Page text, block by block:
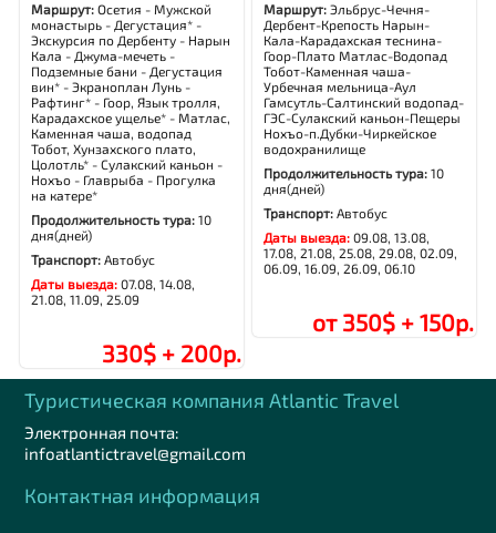
Маршрут:Осетия - Мужской
монастырь - Дегустация* -
Экскурсия по Дербенту - Нарын
Кала - Джума-мечеть -
Подземные бани - Дегустация
вин* - Экраноплан Лунь -
Рафтинг* - Гоор, Язык тролля,
Карадахское ущелье* - Матлас,
Каменная чаша, водопад
Тобот, Хунзахского плато,
Цолотль* - Сулакский каньон -
Нохъо - Главрыба - Прогулка
на катере*
Продолжительность тура:10
дня(дней)
Транспорт:Автобус
Даты выезда:07.08, 14.08,
21.08, 11.09, 25.09
330$ + 200р.
Маршрут:Эльбрус-Чечня-
Дербент-Крепость Нарын-
Кала-Карадахская теснина-
Гоор-Плато Матлас-Водопад
Тобот-Каменная чаша-
Урбечная мельница-Аул
Гамсутль-Салтинский водопад-
ГЭС-Сулакский каньон-Пещеры
Нохъо-п.Дубки-Чиркейское
водохранилище
Продолжительность тура:10
дня(дней)
Транспорт:Автобус
Даты выезда:09.08, 13.08,
17.08, 21.08, 25.08, 29.08, 02.09,
06.09, 16.09, 26.09, 06.10
от 350$ + 150р.
Туристическая компания Аtlantic Travel
Электронная почта:
infoatlantictravel@gmail.com
Контактная информация